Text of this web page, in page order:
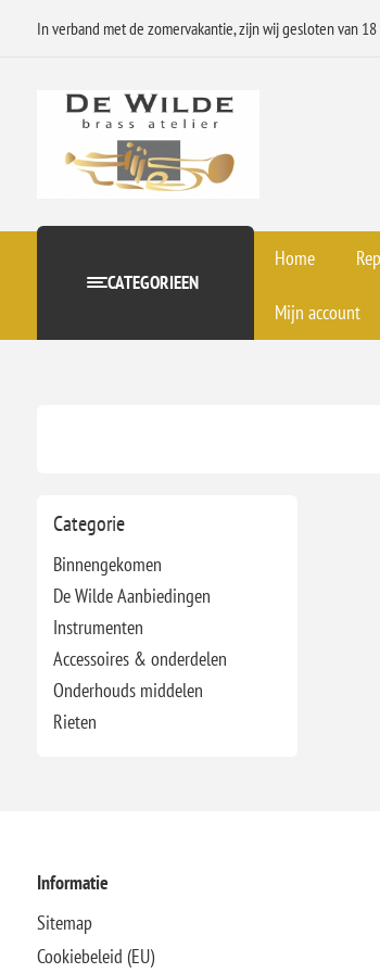
In verband met de zomervakantie, zijn wij gesloten van
CATEGORIEEN
Home
Mijn account
Categorie
Binnengekomen
De Wilde Aanbiedingen
Instrumenten
Accessoires & onderdelen
Onderhouds middelen
Rieten
Informatie
Sitemap
Cookiebeleid (EU)